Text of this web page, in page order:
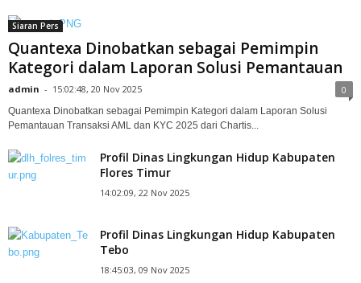
Siaran Pers
Quantexa Dinobatkan sebagai Pemimpin
Kategori dalam Laporan Solusi Pemantauan
admin - 15:02:48, 20 Nov 2025 0
Quantexa Dinobatkan sebagai Pemimpin Kategori dalam Laporan Solusi
Pemantauan Transaksi AML dan KYC 2025 dari Chartis...
Profil Dinas Lingkungan Hidup Kabupaten
Flores Timur
14:02:09, 22 Nov 2025
Profil Dinas Lingkungan Hidup Kabupaten
Tebo
18:45:03, 09 Nov 2025